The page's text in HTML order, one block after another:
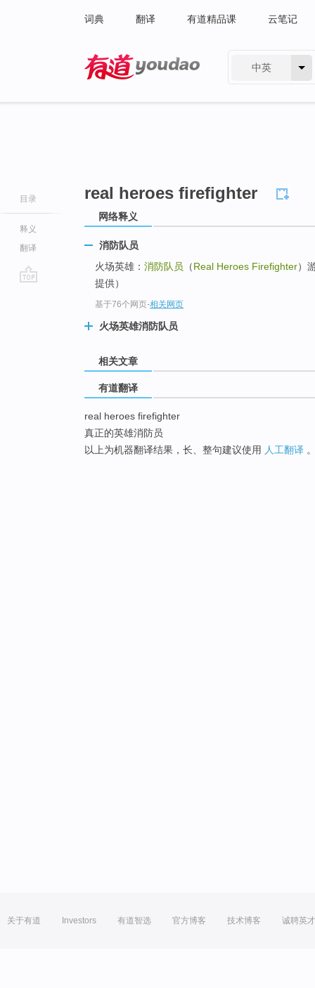
词典 翻译 有道精品课 云笔记
中英
目录
释义
翻译
real heroes firefighter
网络释义
消防队员
火场英雄： 消防队员 （Real Heroes Firefighter）
提供）
基于76个网页-相关网页
火场英雄消防队员
相关文章
有道翻译
real heroes firefighter
真正的英雄消防员
以上为机器翻译结果，长、整句建议使用 人工翻译
关于有道 Investors 有道智选 官方博客 技术博客 诚聘英才